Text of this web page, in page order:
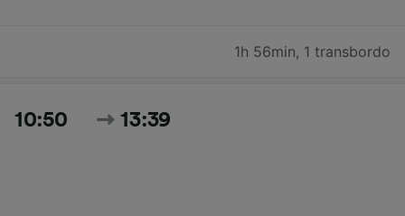
1h 56min, 1 transbordo
10:50 13:39